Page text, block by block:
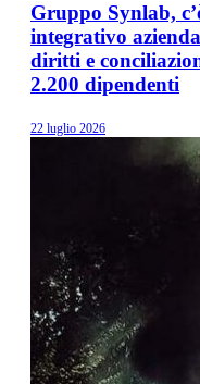
Gruppo Synlab,
integrativo
diritti e
2.200 dipendenti
22 luglio 2026